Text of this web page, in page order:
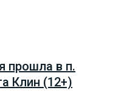
прошла в п.
Клин (12+)